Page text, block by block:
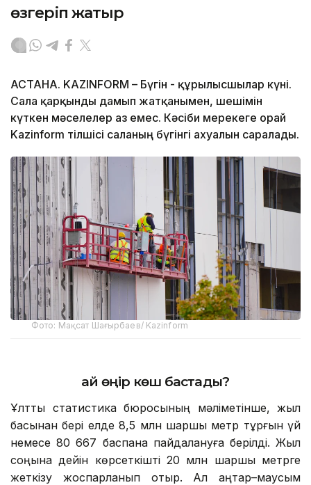
өзгеріп жатыр
АСТАНА. KAZINFORM – Бүгін - құрылысшылар күні.
Сала қарқынды дамып жатқанымен, шешімін
күткен мәселелер аз емес. Кәсіби мерекеге орай
Kazinform тілшісі саланың бүгінгі ахуалын саралады.
Фото: Мақсат Шағырбаев/ Kazinform
Қай өңір көш бастады?
Ұлттық статистика бюросының мәліметінше, жыл
басынан бері елде 8,5 млн шаршы метр тұрғын үй
немесе 80 667 баспана пайдалануға берілді. Жыл
соңына дейін көрсеткішті 20 млн шаршы метрге
жеткізу жоспарланып отыр. Ал қаңтар–маусым